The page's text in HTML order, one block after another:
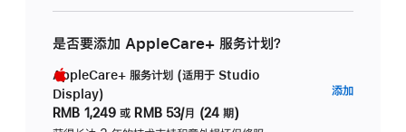
是否要添加 AppleCare+ 服务计划？
AppleCare+ 服务计划 (适用于 Studio
Display)
RMB 1,249 或 RMB 53/月 (24 期)
添加